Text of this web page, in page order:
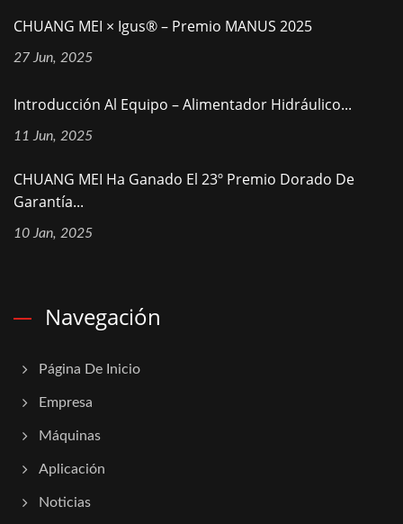
CHUANG MEI × Igus® – Premio MANUS 2025
27 Jun, 2025
Introducción Al Equipo – Alimentador Hidráulico...
11 Jun, 2025
CHUANG MEI Ha Ganado El 23º Premio Dorado De
Garantía...
10 Jan, 2025
Navegación
Página De Inicio
Empresa
Máquinas
Aplicación
Noticias